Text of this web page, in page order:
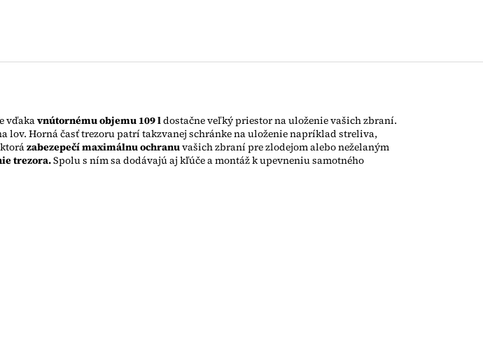
vďakavnútornému objemu 109 ldostačne veľký priestor na uloženie vašich zbraní.
lov. Horná časť trezoru patrí takzvanej schránke na uloženie napríklad streliva,
zabezepečí maximálnu ochranuvašich zbraní pre zlodejom alebo neželaným
trezora.Spolu s ním sa dodávajú aj kľúče a montáž k upevneniu samotného